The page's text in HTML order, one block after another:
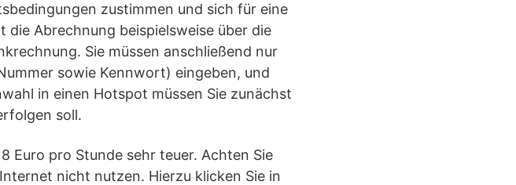
zustimmen und sich für eine
Abrechnung beispielsweise über die
Sie müssen anschließend nur
sowie Kennwort) eingeben, und
in einen Hotspot müssen Sie zunächst
soll.
Euro pro Stunde sehr teuer. Achten Sie
nicht nutzen. Hierzu klicken Sie in